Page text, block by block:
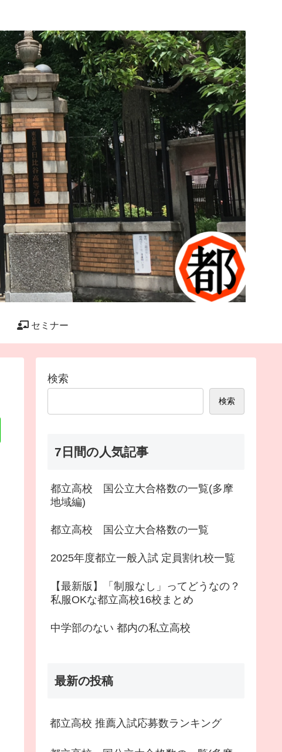
セミナー
検索
検索
7日間の人気記事
都立高校 国公立大合格数の一覧(多摩
地域編)
都立高校 国公立大合格数の一覧
2025年度都立一般入試 定員割れ校一覧
【最新版】「制服なし」ってどうなの？
私服OKな都立高校16校まとめ
中学部のない 都内の私立高校
最新の投稿
都立高校 推薦入試応募数ランキング